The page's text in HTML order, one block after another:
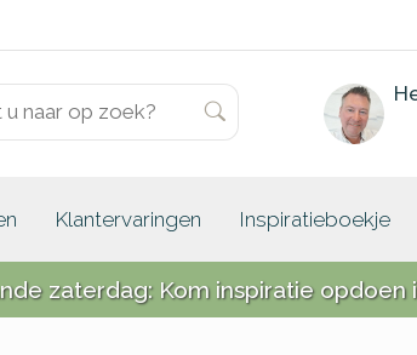
Klantervaringen Inspiratieboekje
zaterdag: Kom inspiratie opdoen